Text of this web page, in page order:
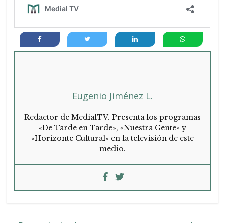
Eugenio Jiménez L.
Redactor de MedialTV. Presenta los programas
«De Tarde en Tarde», «Nuestra Gente» y
«Horizonte Cultural» en la televisión de este
medio.